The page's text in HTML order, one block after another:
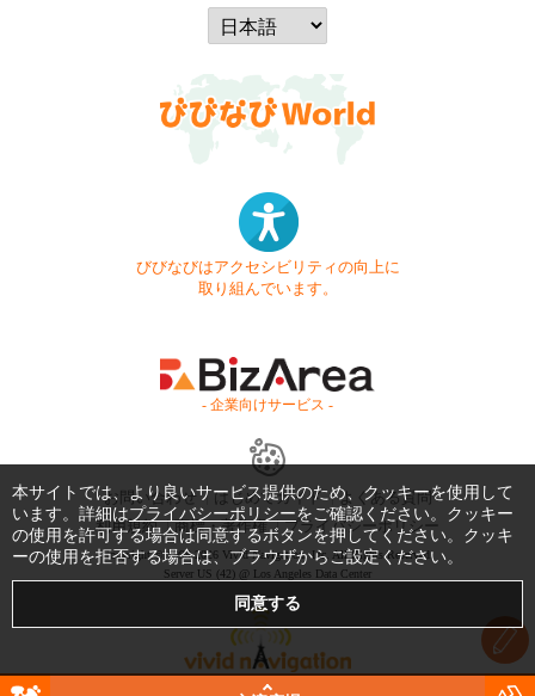
びびなびはアクセシビリティの向上に
取り組んでいます。
- 企業向けサービス -
お問い合わせ はじめてガイド
よくある質問
利用規約
商標・著作権 プライバシーポリシー
Copyright © 1999-2026 Vivid Navigation, Inc. All Rights Reserved.
Server US (42) @ Los Angeles Data Center
本サイトでは、より良いサービス提供のため、クッキーを使用して
います。詳細はプライバシーポリシーをご確認ください。クッキー
の使用を許可する場合は同意するボタンを押してください。クッキ
ーの使用を拒否する場合は、ブラウザからご設定ください。